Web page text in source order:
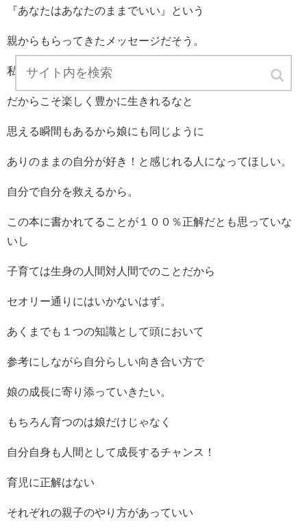
『あなたはあなたのままでいい』という
親からもらってきたメッセージだそう。
私は楽観的でどちらかというと自己肯定感も強い方(笑)
だからこそ楽しく豊かに生きれるなと
思える瞬間もあるから娘にも同じように
ありのままの自分が好き！と感じれる人になってほしい。
自分で自分を救えるから。
この本に書かれてることが１００％正解だとも思っていな
いし
子育ては生身の人間対人間でのことだから
セオリー通りにはいかないはず。
あくまでも１つの知識として頭において
参考にしながら自分らしい向き合い方で
娘の成長に寄り添っていきたい。
もちろん育つのは娘だけじゃなく
自分自身も人間として成長するチャンス！
育児に正解はない
それぞれの親子のやり方があっていい